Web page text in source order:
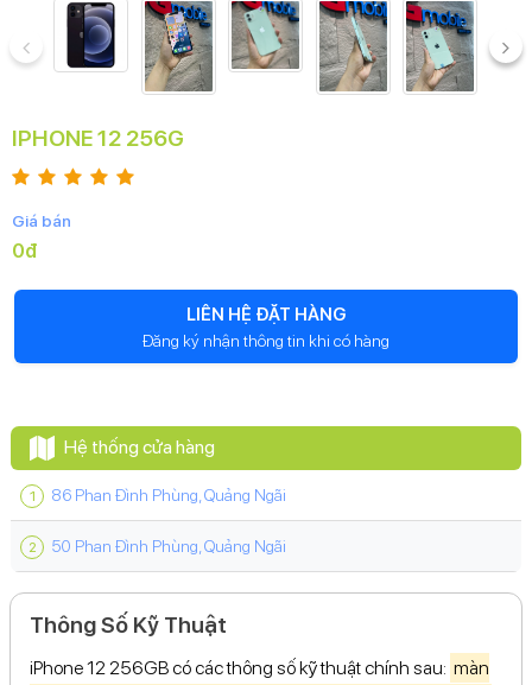
IPHONE 12 256G
Giá bán
0đ
LIÊN HỆ ĐẶT HÀNG
Đăng ký nhận thông tin khi có hàng
Hệ thống cửa hàng
86 Phan Đình Phùng, Quảng Ngãi
50 Phan Đình Phùng, Quảng Ngãi
Thông Số Kỹ Thuật
iPhone 12 256GB có các thông số kỹ thuật chính sau: màn